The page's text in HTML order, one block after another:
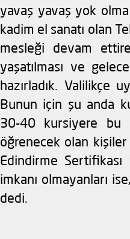
yavaş yavaş yok
kadim el sanatı olan
mesleği devam
yaşatılması ve
hazırladık. Valilikçe
Bunun için şu anda
30-40 kursiyere bu
öğrenecek olan
Edindirme
imkanı olmayanları
dedi.